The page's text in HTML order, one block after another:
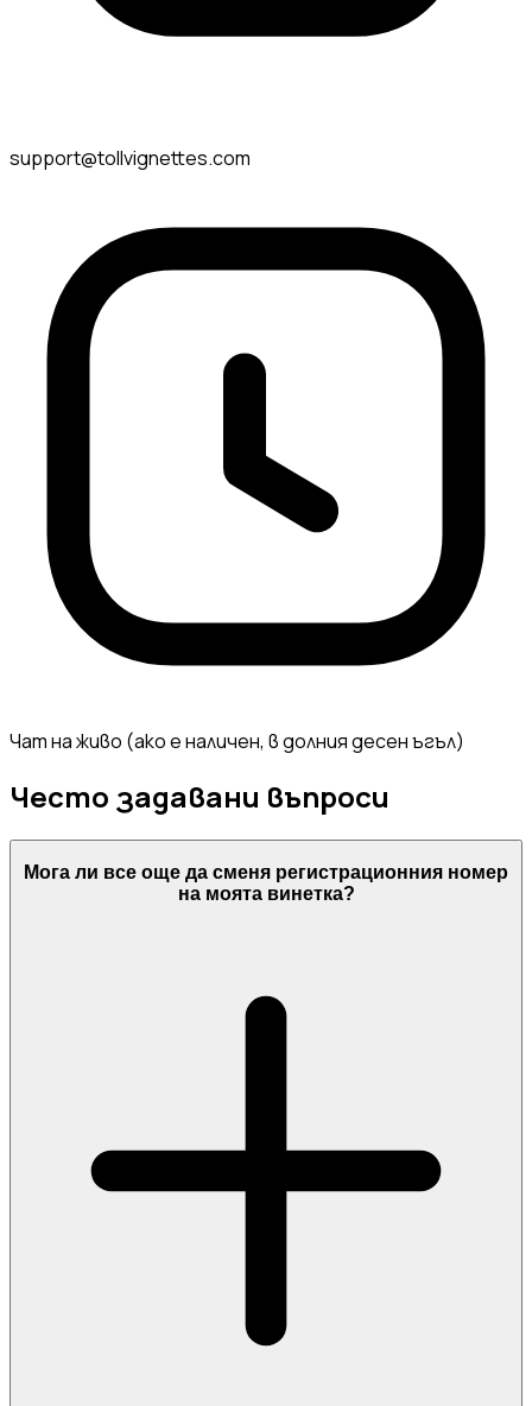
support@tollvignettes.com
Чат на живо (ако е наличен, в долния десен ъгъл)
Често задавани въпроси
Мога ли все още да сменя регистрационния номер
на моята винетка?